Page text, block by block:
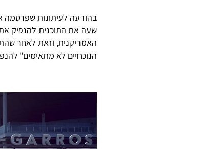
בהודעה לעיתונות שפרסמה
שעה את התוכנית להנפיק
האמריקנית, וזאת לאחר
הנוכחיים לא מתאימים"